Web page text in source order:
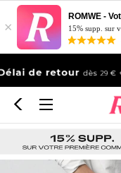
× 15% supp. sur